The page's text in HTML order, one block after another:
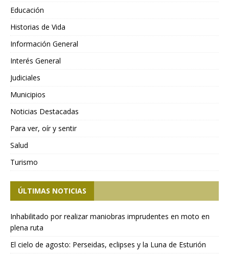
Educación
Historias de Vida
Información General
Interés General
Judiciales
Municipios
Noticias Destacadas
Para ver, oír y sentir
Salud
Turismo
ÚLTIMAS NOTICIAS
Inhabilitado por realizar maniobras imprudentes en moto en
plena ruta
El cielo de agosto: Perseidas, eclipses y la Luna de Esturión